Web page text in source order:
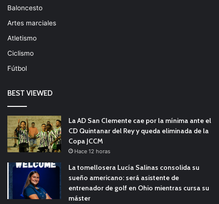
Baloncesto
Artes marciales
Atletismo
Ciclismo
Fútbol
BEST VIEWED
La AD San Clemente cae por la mínima ante el
CD Quintanar del Rey y queda eliminada de la
Copa JCCM
Hace 12 horas
La tomellosera Lucía Salinas consolida su
sueño americano: será asistente de
entrenador de golf en Ohio mientras cursa su
máster